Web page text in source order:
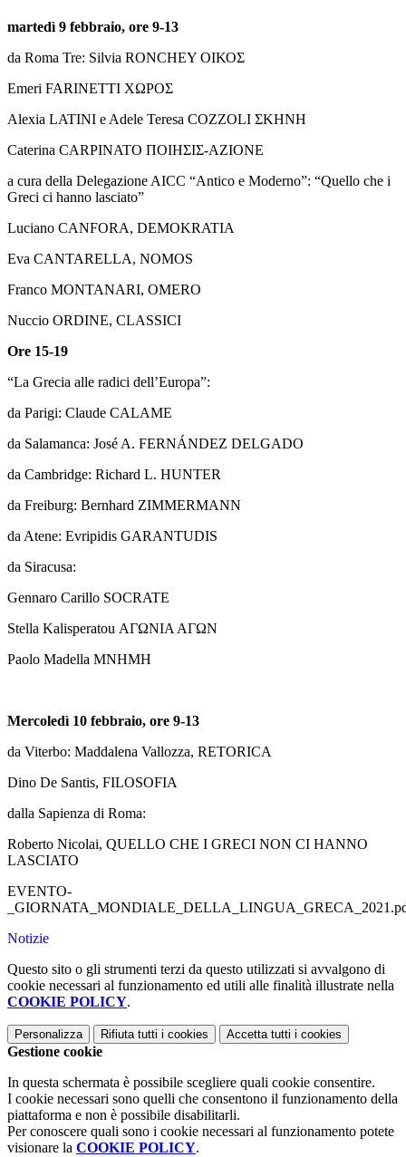
martedì 9 febbraio, ore 9-13
da Roma Tre: Silvia RONCHEY ΟΙΚΟΣ
Emeri FARINETTI ΧΩΡΟΣ
Alexia LATINI e Adele Teresa COZZOLI ΣΚΗΝΗ
Caterina CARPINATO ΠΟΙΗΣΙΣ-AZIONE
a cura della Delegazione AICC “Antico e Moderno”: “Quello che i
Greci ci hanno lasciato”
Luciano CANFORA, DEMOKRATIA
Eva CANTARELLA, NOMOS
Franco MONTANARI, OMERO
Nuccio ORDINE, CLASSICI
Ore 15-19
“La Grecia alle radici dell’Europa”:
da Parigi: Claude CALAME
da Salamanca: José A. FERNÁNDEZ DELGADO
da Cambridge: Richard L. HUNTER
da Freiburg: Bernhard ZIMMERMANN
da Atene: Evripidis GARANTUDIS
da Siracusa:
Gennaro Carillo SOCRATE
Stella Kalisperatou ΑΓΩΝΙΑ ΑΓΩΝ
Paolo Madella ΜΝΗΜΗ
Mercoledì 10 febbraio, ore 9-13
da Viterbo: Maddalena Vallozza, RETORICA
Dino De Santis, FILOSOFIA
dalla Sapienza di Roma:
Roberto Nicolai, QUELLO CHE I GRECI NON CI HANNO
LASCIATO
EVENTO-
Notizie
Questo sito o gli strumenti terzi da questo utilizzati si avvalgono di
cookie necessari al funzionamento ed utili alle finalità illustrate nella
COOKIE POLICY.
Personalizza Rifiuta tutti i cookies Accetta tutti i cookies
Gestione cookie
In questa schermata è possibile scegliere quali cookie consentire.
I cookie necessari sono quelli che consentono il funzionamento della
piattaforma e non è possibile disabilitarli.
Per conoscere quali sono i cookie necessari al funzionamento potete
visionare la COOKIE POLICY.